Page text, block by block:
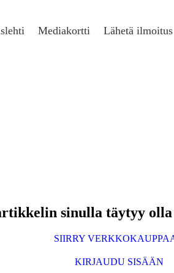
Mediakortti Lähetä ilmoitus
sinulla täytyy
SIIRRY
KIRJAUDU SISÄÄN